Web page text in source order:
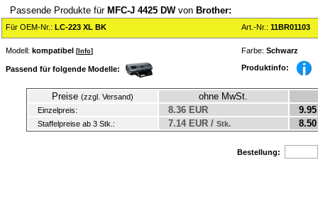
Passende Produkte für MFC-J 4425 DWvon Brother:
Für OEM-Nr.: LC-223 XL BK Art.-Nr.: 11BR01103
Modell: kompatibel [ Info] Farbe: Schwarz
Passend für folgende Modelle: Produktinfo:
Preise (zzgl. Versand) ohne MwSt.
Einzelpreis: 8.36 EUR 9.95
Staffelpreise ab 3 Stk.: 7.14 EUR / Stk. 8.50
Bestellung: